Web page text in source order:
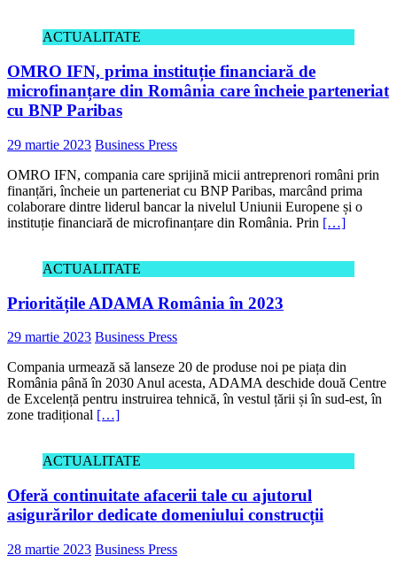
ACTUALITATE
OMRO IFN, prima instituție financiară de
microfinanțare din România care încheie parteneriat
cu BNP Paribas
29 martie 2023 Business Press
OMRO IFN, compania care sprijină micii antreprenori români prin
finanțări, încheie un parteneriat cu BNP Paribas, marcând prima
colaborare dintre liderul bancar la nivelul Uniunii Europene și o
instituție financiară de microfinanțare din România. Prin […]
ACTUALITATE
Prioritățile ADAMA România în 2023
29 martie 2023 Business Press
Compania urmează să lanseze 20 de produse noi pe piața din
România până în 2030 Anul acesta, ADAMA deschide două Centre
de Excelență pentru instruirea tehnică, în vestul țării și în sud-est, în
zone tradițional […]
ACTUALITATE
Oferă continuitate afacerii tale cu ajutorul
asigurărilor dedicate domeniului construcții
28 martie 2023 Business Press